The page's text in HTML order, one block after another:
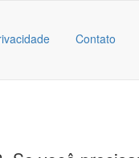
Contato